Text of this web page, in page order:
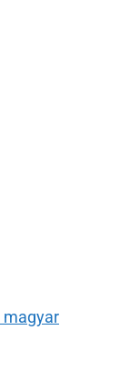
magyar